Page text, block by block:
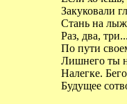
Закуковали
Стань на
Раз, два,
По пути
Лишнего ты
Налегке.
Будущее